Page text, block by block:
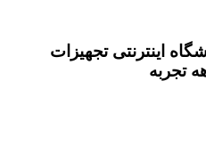
اینترنتی تجهیزات
تجربه